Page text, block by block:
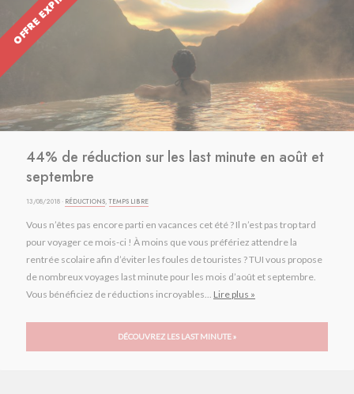
OFFRE EXPIRÉE
44% de réduction sur les last minute en août et
septembre
13/08/2018 · RÉDUCTIONS,TEMPS LIBRE
Vous n’êtes pas encore parti en vacances cet été ? Il n’est pas trop tard
pour voyager ce mois-ci ! À moins que vous préfériez attendre la
rentrée scolaire afin d’éviter les foules de touristes ? TUI vous propose
de nombreux voyages last minute pour les mois d’août et septembre.
Vous bénéficiez de réductions incroyables... Lire plus »
DÉCOUVREZ LES LAST MINUTE »